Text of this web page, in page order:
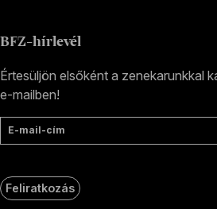
BFZ-hírlevél
Értesüljön elsőként a zenekarunkkal
e-mailben!
E-mail-cím
Feliratkozás